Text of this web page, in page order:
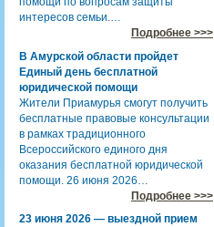
интересов семьи.…
Подробнее >>>
В Амурской области пройдет
Единый день бесплатной
юридической помощи
Жители Приамурья смогут получить
бесплатные правовые консультации
в рамках традиционного
Всероссийского единого дня
оказания бесплатной юридической
помощи. 26 июня 2026…
Подробнее >>>
23 июня 2026 — выездной прием